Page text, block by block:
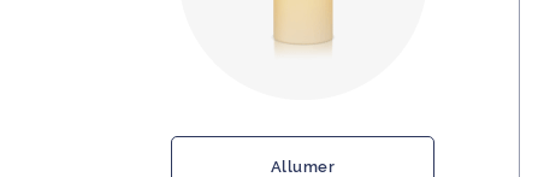
Allumer